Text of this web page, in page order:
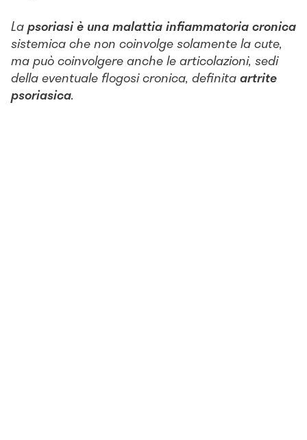
Lapsoriasi è una malattia infiammatoria cronica
sistemica che non coinvolge solamente la cute,
ma può coinvolgere anche le articolazioni, sedi
della eventuale flogosi cronica, definitaartrite
psoriasica.